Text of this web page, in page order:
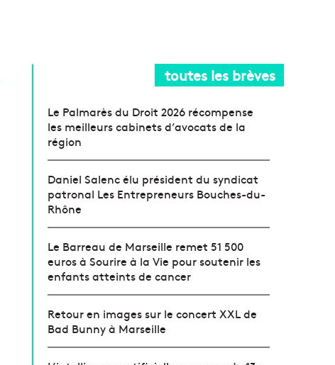
toutes les brèves
Le Palmarès du Droit 2026 récompense
les meilleurs cabinets d’avocats de la
région
Daniel Salenc élu président du syndicat
patronal Les Entrepreneurs Bouches-du-
Rhône
Le Barreau de Marseille remet 51 500
euros à Sourire à la Vie pour soutenir les
enfants atteints de cancer
Retour en images sur le concert XXL de
Bad Bunny à Marseille